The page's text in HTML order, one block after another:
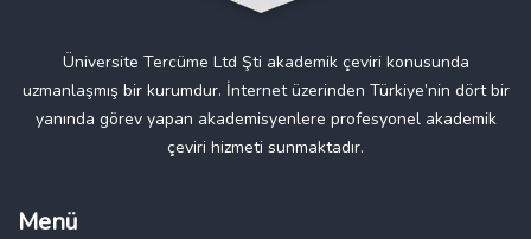
Üniversite Tercüme Ltd Şti akademik çeviri konusunda
uzmanlaşmış bir kurumdur. İnternet üzerinden Türkiye’nin dört bir
yanında görev yapan akademisyenlere profesyonel akademik
çeviri hizmeti sunmaktadır.
Menü